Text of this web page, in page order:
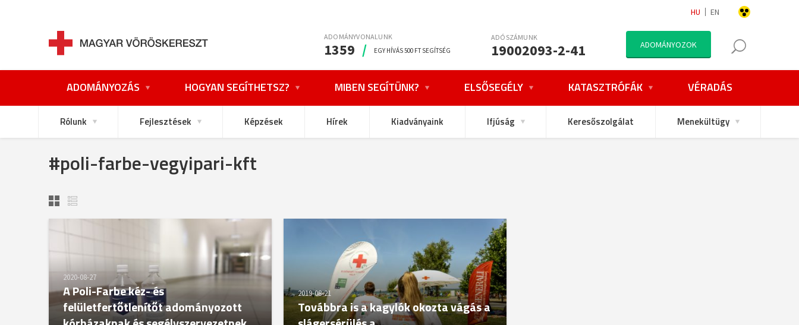
HU EN
ADOMÁNYVONALUNK
1359 / EGY HÍVÁS 500 FT SEGÍTSÉG
ADÓSZÁMUNK
19002093-2-41 ADOMÁNYOZOK
ADOMÁNYOZÁS HOGYAN SEGÍTHETSZ? MIBEN SEGÍTÜNK? ELSŐSEGÉLY KATASZTRÓFÁK VÉRADÁS
Rólunk Fejlesztések Képzések Hírek Kiadványaink Ifjúság Keresőszolgálat Menekültügy
#poli-farbe-vegyipari-kft
2020-08-27
A Poli-Farbe kéz- és
felületfertőtlenítőt adományozott
2019-08-21
Továbbra is a kagylók okozta vágás a